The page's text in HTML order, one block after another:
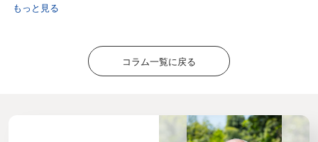
もっと見る
コラム一覧に戻る